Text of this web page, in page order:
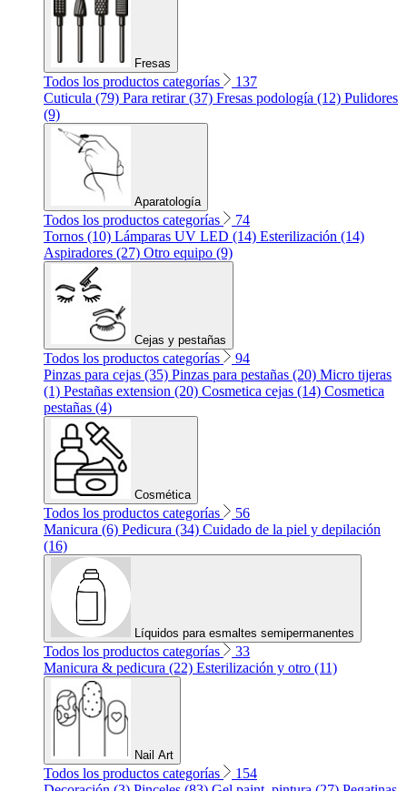
Fresas
Todos los productos categorías
137
Cuticula (79) Para retirar (37) Fresas podología (12) Pulidores
(9)
Aparatología
Todos los productos categorías
74
Tornos (10) Lámparas UV LED (14) Esterilización (14)
Aspiradores (27) Otro equipo (9)
Cejas y pestañas
Todos los productos categorías
94
Pinzas para cejas (35) Pinzas para pestañas (20) Micro tijeras
(1) Pestañas extension (20) Cosmetica cejas (14) Cosmetica
pestañas (4)
Cosmética
Todos los productos categorías
56
Manicura (6) Pedicura (34) Cuidado de la piel y depilación
(16)
Líquidos para esmaltes semipermanentes
Todos los productos categorías
33
Manicura & pedicura (22) Esterilización y otro (11)
Nail Art
Todos los productos categorías
154